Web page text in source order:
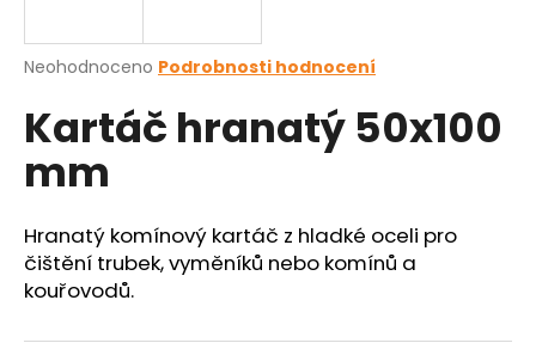
Průměrné
produktu
je
hvězdiček.
Neohodnoceno Podrobnosti hodnocení
Kartáč hranatý 50x100
mm
Hranatý komínový kartáč z hladké oceli pro
čištění trubek, vyměníků nebo komínů a
kouřovodů.
j
t
?
HLEDAT